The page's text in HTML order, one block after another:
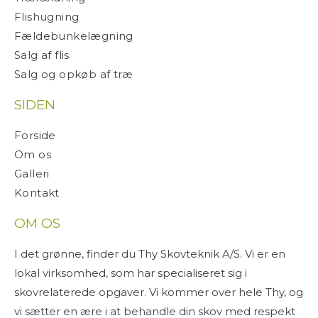
Flishugning
Fældebunkelægning
Salg af flis
Salg og opkøb af træ
SIDEN
Forside
Om os
Galleri
Kontakt
OM OS
I det grønne, finder du Thy Skovteknik A/S. Vi er en
lokal virksomhed, som har specialiseret sig i
skovrelaterede opgaver. Vi kommer over hele Thy, og
vi sætter en ære i at behandle din skov med respekt